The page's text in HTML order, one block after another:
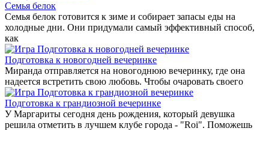
Семья белок
Семья белок готовится к зиме и собирает запасы еды на
холодные дни. Они придумали самый эффективный способ,
как
Подготовка к новогодней вечеринке
Миранда отправляется на новогоднюю вечеринку, где она
надеется встретить свою любовь. Чтобы очаровать своего
Подготовка к грандиозной вечеринке
У Маргариты сегодня день рождения, который девушка
решила отметить в лучшем клубе города - "Roi". Поможешь